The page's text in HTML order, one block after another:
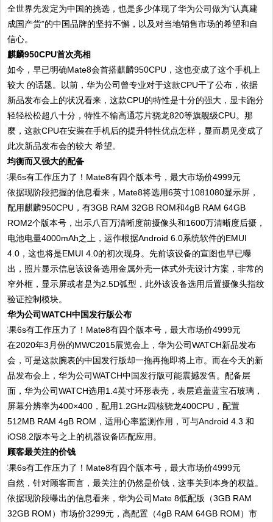
全世界先发定为中国的挑选，也是多少体现了华为公司做为“认真建
成国产货”的中国品牌的坚持不懈，以及对当地销售市场的希望和自
信心。
麒麟950CPU首次亮相
如今，早已明确Mate8会首搭麒麟950CPU，这也变成了这个手机上
较大 的话题。以前，华为公司曾专业对于这款CPU干了公布，依据
新品发布会上的状况看来，这款CPU的特性是十分的强大，显卡跑分
轻轻松松超八十分，特性不输高通芯片骁龙820等旗舰级CPU。那
麼，这款CPU在安裝在手机后的提升特性优点怎样，显而易见变成了
此次新品发布会的较大 希望。
均衡而又强大的配备
依据现阶段把握的信息看来，Mate8将选用6英寸1081080显示屏，
配用麒麟950CPU，有3GB RAM 32GB ROM和4gB RAM 64GB
ROM2个版本号，出示八百万清晰度前摄像头和1600万清晰度后摄，
电池电量4000mAh之上，运作根据Android 6.0系统软件的EMUI
4.0，这也将是EMUI 4.0的初次现身。先前该设备的宣图也早已曝
出，照片显示信息该设备选用金属外壳一体式外壳设计方案，非常的
窄外框，显示屏或者是为2.5D弧型，此外该设备选用后置摄像头指纹
验证控制模块。
华为公司WATCH中国发行版公布
在2020年3月份的MWC2015展览会上，华为公司WATCH新品发布
会，可是这款腕表的中国发行版却一拖再拖即将上市。而在今天的新
品发布会上，华为公司WATCH中国发行版可能震撼发售。配备层
面，华为公司WATCH选用1.4英寸环形表壳，表层遮盖蓝宝石玻璃，
屏幕分辨率为400×400，配用1.2GHz四核骁龙400CPU，配置
512MB RAM 4gB ROM，适用心率监测作用，可与Android 4.3 和
iOS8.2版本号之上的机器设备匹配应用。
顾客最关注的价钱
自然，针对顾客而言，最关注的仍然是价钱，这事关到本身的权益。
依据现阶段曝出的信息看来，华为公司Mate 8低配版（3GB RAM
32GB ROM）市场价3299元，高配置（4gB RAM 64GB ROM）市